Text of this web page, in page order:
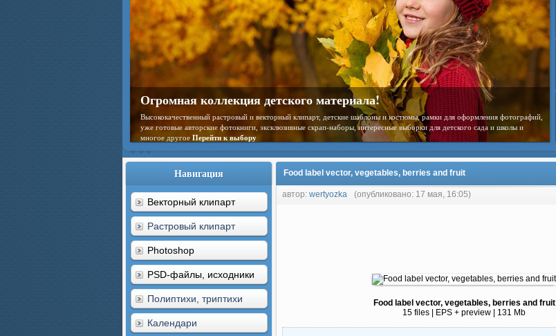
Огромная коллекция детского материала!
Высококачественный растровый и векторный клипарт, детские шаблоны и костюмы, рамки для оформления фотографий,
уже готовые авторские фотокниги, эксклюзивные скрап-наборы, интересные выборки для детского сада и школы и
многое другое Перейти к выбору
Навигация
Векторный клипарт
Растровый клипарт
Photoshop
PSD-файлы, исходники
Полиптихи, триптихи
Календари
Food label vector, vegetables, berries and fruit
автор: wertyozka (опубликовано: 17 мая, 16:05)
Food label vector, vegetables, berries and fruit
15 files | EPS + preview | 131 Mb